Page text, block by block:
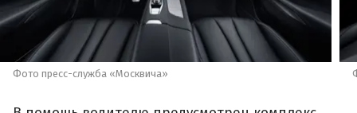
Фото пресс-служба «Москвича»